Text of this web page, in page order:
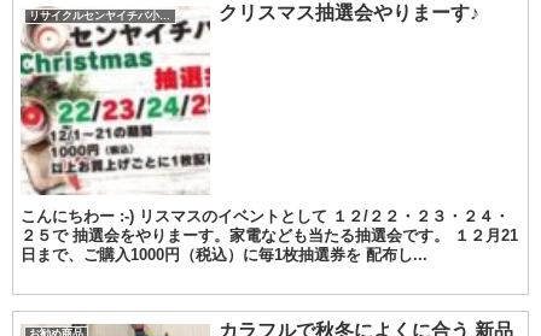
リサイクルセンヤイチバ小城店 クリスマス抽選会やりまーす♪
こんにちわー :-) リスマスのイベントとして １２/２２・２３・２４・
２５で 抽選会をやりまーす。家電なども当たる抽選会です。 １２月21
日まで、ご購入1000円（税込）に毎1枚抽選券を 配布し...
カラフルで秋冬によくに合う 新品